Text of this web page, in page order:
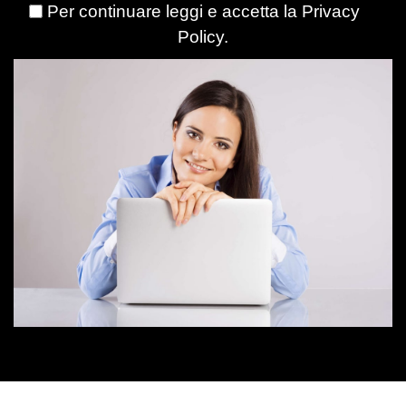
Per continuare leggi e accetta la Privacy
Policy.